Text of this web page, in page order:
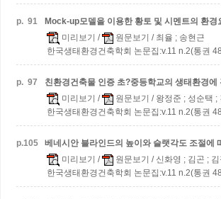
p. 91
Mock-up모델을 이용한 황토 및 시멘트의 환경
미리보기 / 원문보기 / 최율 ; 송현근
한국생태환경건축학회 논문집:v.11 n.2(통권
p. 97
친환경건축물 인증 초?중등학교의 생태환경에
미리보기 / 원문보기 / 왕정준 ; 성순택 ;
한국생태환경건축학회 논문집:v.11 n.2(통권
p.105
베네시안 블라인드의 높이와 슬랫각도 조절에
미리보기 / 원문보기 / 신화영 ; 김곤 ; 김
한국생태환경건축학회 논문집:v.11 n.2(통권